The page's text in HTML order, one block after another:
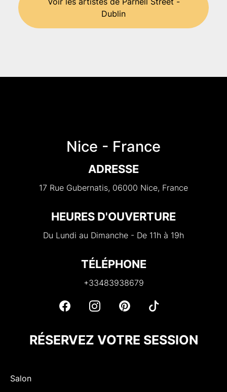
Dublin
Nice - France
ADRESSE
17 Rue Gubernatis, 06000 Nice, France
HEURES D'OUVERTURE
Du Lundi au Dimanche - De 11h à 19h
TÉLÉPHONE
+33483938679
RÉSERVEZ VOTRE SESSION
Salon